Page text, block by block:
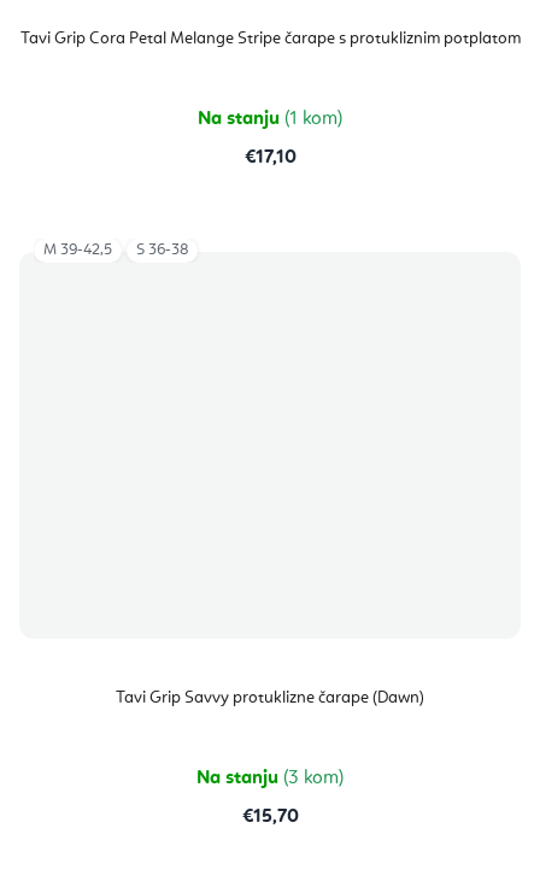
Tavi Grip Cora Petal Melange Stripe čarape s protukliznim potplatom
Na stanju (1 kom)
€17,10
Tavi Grip Savvy protuklizne čarape (Dawn)
Na stanju (3 kom)
€15,70
M 39-42,5 S 36-38